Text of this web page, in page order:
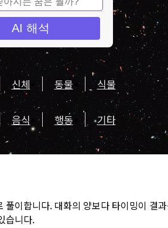
AI 해석
신체 동물 식물
음식 행동 기타
이합니다. 대화의 양보다 타이밍이 결
습니다.